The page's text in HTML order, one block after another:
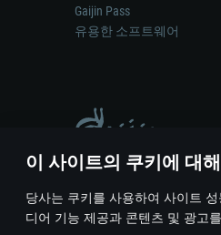
이 사이트의 쿠키에 대해
당사는 쿠키를 사용하여 사이트
디어 기능 제공과 콘텐츠 및 광고
Gaijin Pass
유용한 소프트웨어
게임 에서 어떠한 현실의
© 2011—2026 Gaijin Games
이용 약관